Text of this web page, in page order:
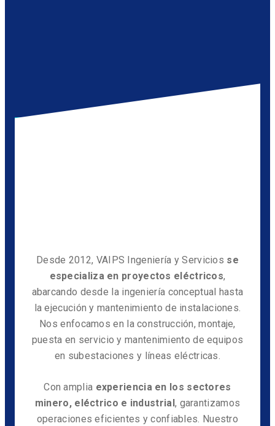
Desde 2012, VAIPS Ingeniería y Servicios se
especializa en proyectos eléctricos,
abarcando desde la ingeniería conceptual hasta
la ejecución y mantenimiento de instalaciones.
Nos enfocamos en la construcción, montaje,
puesta en servicio y mantenimiento de equipos
en subestaciones y líneas eléctricas.
Con amplia experiencia en los sectores
minero, eléctrico e industrial , garantizamos
operaciones eficientes y confiables. Nuestro